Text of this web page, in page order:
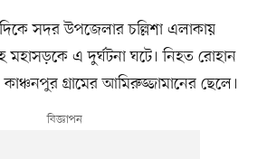
সদর উপজেলার চল্লিশা এলাকায়
মহাসড়কে এ দুর্ঘটনা ঘটে। নিহত রোহান
গ্রামের আমিরুজ্জামানের ছেলে।